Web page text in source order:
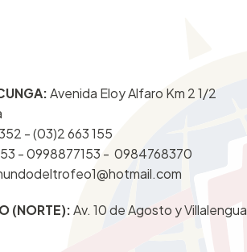
Avenida Eloy Alfaro Km 2 1/2
- (03)2 663 155
- 0998877153 - 0984768370
(NORTE):Av. 10 de Agosto y Villalengua